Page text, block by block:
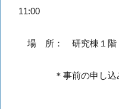
11:00
場 所： 研究棟１階
＊事前の申し込